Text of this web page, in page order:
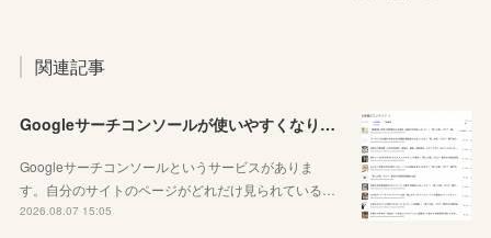
関連記事
Googleサーチコンソールが使いやすくなりました！YouTubeも見れるように！
Googleサーチコンソールというサービスがありま
す。自分のサイトのページがどれだけ見られている…
2026.08.07 15:05